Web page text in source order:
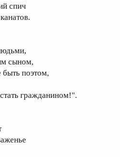
спич
сыном,
поэтом,
гражданином!".